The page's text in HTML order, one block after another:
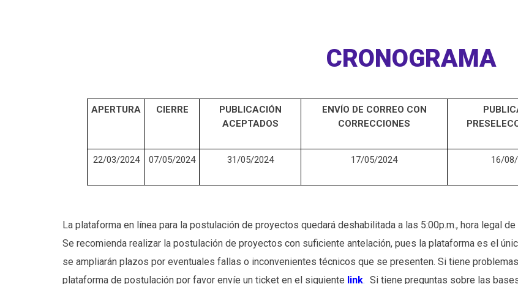
CRONOGRAMA
APERTURA CIERRE
PUBLICACIÓN
ACEPTADOS
ENVÍO DE CORREO CON
CORRECCIONES
22/03/2024 07/05/2024 31/05/2024 17/05/2024 16/
La plataforma en línea para la postulación de proyectos quedará deshabilitada a las 5:00p.m., hora legal
Se recomienda realizar la postulación de proyectos con suficiente antelación, pues la plataforma es el
se ampliarán plazos por eventuales fallas o inconvenientes técnicos que se presenten. Si tiene
plataforma de postulación por favor envíe un ticket en el siguiente link. Si tiene preguntas sobre las